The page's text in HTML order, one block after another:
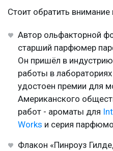
Стоит обратить внимание
Автор ольфакторной
старший парфюмер
Он пришёл в
работы в
удостоен премии для
Американского
работ - ароматы для
Works и серия
Флакон «Пинроуз